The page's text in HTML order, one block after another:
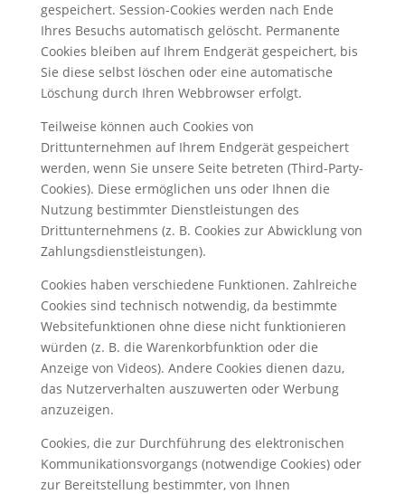
gespeichert. Session-Cookies werden nach Ende
Ihres Besuchs automatisch gelöscht. Permanente
Cookies bleiben auf Ihrem Endgerät gespeichert, bis
Sie diese selbst löschen oder eine automatische
Löschung durch Ihren Webbrowser erfolgt.
Teilweise können auch Cookies von
Drittunternehmen auf Ihrem Endgerät gespeichert
werden, wenn Sie unsere Seite betreten (Third-Party-
Cookies). Diese ermöglichen uns oder Ihnen die
Nutzung bestimmter Dienstleistungen des
Drittunternehmens (z. B. Cookies zur Abwicklung von
Zahlungsdienstleistungen).
Cookies haben verschiedene Funktionen. Zahlreiche
Cookies sind technisch notwendig, da bestimmte
Websitefunktionen ohne diese nicht funktionieren
würden (z. B. die Warenkorbfunktion oder die
Anzeige von Videos). Andere Cookies dienen dazu,
das Nutzerverhalten auszuwerten oder Werbung
anzuzeigen.
Cookies, die zur Durchführung des elektronischen
Kommunikationsvorgangs (notwendige Cookies) oder
zur Bereitstellung bestimmter, von Ihnen